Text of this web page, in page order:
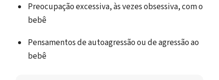
Preocupação excessiva, às vezes obsessiva, com o
bebê
Pensamentos de autoagressão ou de agressão ao
bebê